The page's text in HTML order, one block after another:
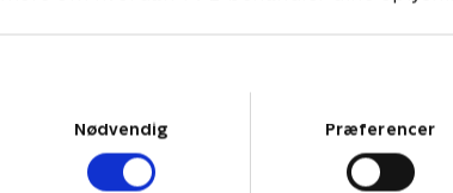
Nødvendig
Præferencer